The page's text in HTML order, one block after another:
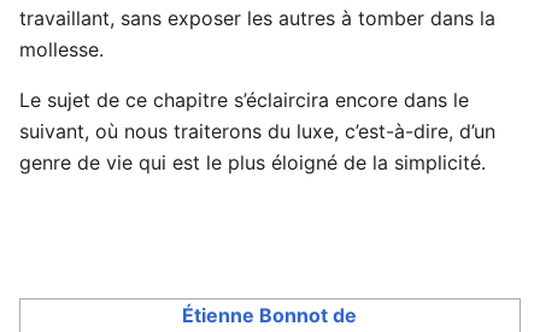
travaillant, sans exposer les autres à tomber dans la
mollesse.
Le sujet de ce chapitre s’éclaircira encore dans le
suivant, où nous traiterons du luxe, c’est-à-dire, d’un
genre de vie qui est le plus éloigné de la simplicité.
Étienne Bonnot de